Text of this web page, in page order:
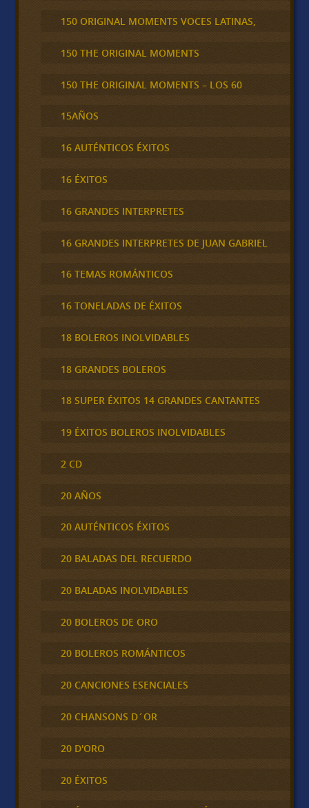
150 ORIGINAL MOMENTS VOCES LATINAS,
150 THE ORIGINAL MOMENTS
150 THE ORIGINAL MOMENTS – LOS 60
15AÑOS
16 AUTÉNTICOS ÉXITOS
16 ÉXITOS
16 GRANDES INTERPRETES
16 GRANDES INTERPRETES DE JUAN GABRIEL
16 TEMAS ROMÁNTICOS
16 TONELADAS DE ÉXITOS
18 BOLEROS INOLVIDABLES
18 GRANDES BOLEROS
18 SUPER ÉXITOS 14 GRANDES CANTANTES
19 ÉXITOS BOLEROS INOLVIDABLES
2 CD
20 AÑOS
20 AUTÉNTICOS ÉXITOS
20 BALADAS DEL RECUERDO
20 BALADAS INOLVIDABLES
20 BOLEROS DE ORO
20 BOLEROS ROMÁNTICOS
20 CANCIONES ESENCIALES
20 CHANSONS D´OR
20 D'ORO
20 ÉXITOS